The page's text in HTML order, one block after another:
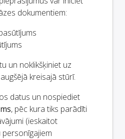
dokumentiem:
un noklikšķiniet uz
augšējā kreisajā stūrī.
datus un nospiediet
, pēc kura tiks parādīti
(ieskaitot